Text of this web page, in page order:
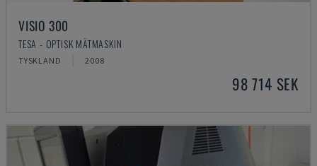
VISIO 300
TESA - OPTISK MÄTMASKIN
TYSKLAND 2008
98 714 SEK